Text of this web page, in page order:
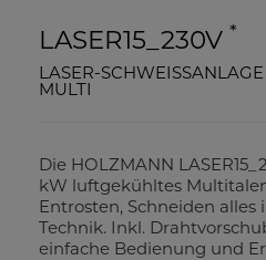
LASER15_230V *
LASER-
MULTI
Die HOLZMANN
kW luftgekühltes
Entrosten, Schneiden alles
Technik. Inkl.
einfache Bedienung und